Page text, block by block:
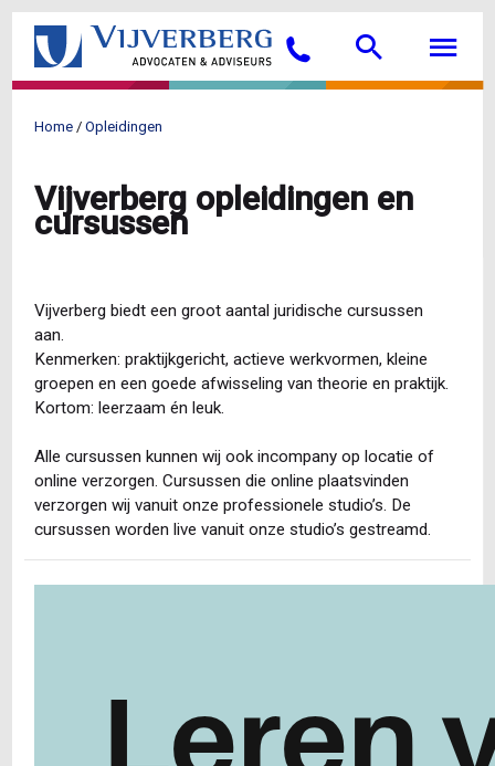
Overslaan
de
gaan
Bellen Search
Home Opleidingen
Vijverberg opleidingen en
cursussen
Vijverberg biedt een groot aantal juridische cursussen
aan.
Kenmerken: praktijkgericht, actieve werkvormen, kleine
groepen en een goede afwisseling van theorie en praktijk.
Kortom: leerzaam én leuk.
Alle cursussen kunnen wij ook incompany op locatie of
online verzorgen. Cursussen die online plaatsvinden
verzorgen wij vanuit onze professionele studio’s. De
cursussen worden live vanuit onze studio’s gestreamd.